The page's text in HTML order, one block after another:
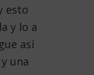
esto
y lo a
así
una